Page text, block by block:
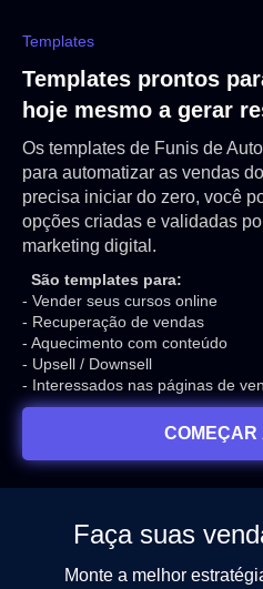
Templates
Templates prontos
hoje mesmo a gerar
Os templates de Funis de
para automatizar as vendas
precisa iniciar do zero, você
opções criadas e validadas
marketing digital.
São templates para:
- Vender seus cursos online
- Recuperação de vendas
- Aquecimento com conteúdo
- Upsell / Downsell
- Interessados nas páginas de
COMEÇAR
Faça suas
Monte a melhor